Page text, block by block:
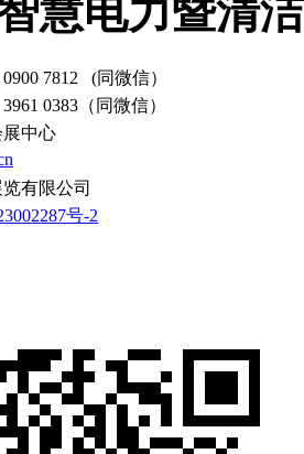
慧电力暨清
7812 (同微信）
0383（同微信）
中心
有限公司
号-2